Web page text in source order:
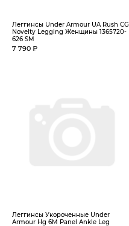
Леггинсы Under Armour UA Rush CG
Novelty Legging Женщины 1365720-
626 SM
7 790 ₽
Леггинсы Укороченные Under
Armour Hg 6M Panel Ankle Leg